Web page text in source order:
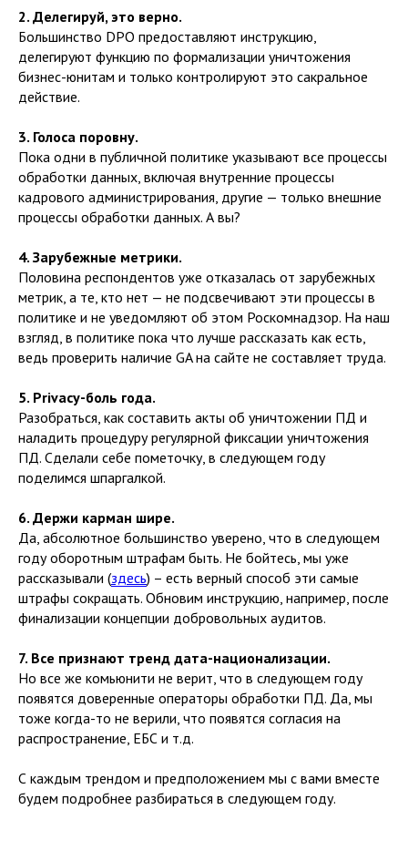
2. Делегируй, это верно.
Большинство DPO предоставляют инструкцию,
делегируют функцию по формализации уничтожения
бизнес-юнитам и только контролируют это сакральное
действие.
3. Голоса поровну.
Пока одни в публичной политике указывают все процессы
обработки данных, включая внутренние процессы
кадрового администрирования, другие — только внешние
процессы обработки данных. А вы?
4. Зарубежные метрики.
Половина респондентов уже отказалась от зарубежных
метрик, а те, кто нет — не подсвечивают эти процессы в
политике и не уведомляют об этом Роскомнадзор. На наш
взгляд, в политике пока что лучше рассказать как есть,
ведь проверить наличие GA на сайте не составляет труда.
5. Privacy-боль года.
Разобраться, как составить акты об уничтожении ПД и
наладить процедуру регулярной фиксации уничтожения
ПД. Сделали себе пометочку, в следующем году
поделимся шпаргалкой.
6. Держи карман шире.
Да, абсолютное большинство уверено, что в следующем
году оборотным штрафам быть. Не бойтесь, мы уже
рассказывали (здесь) – есть верный способ эти самые
штрафы сокращать. Обновим инструкцию, например, после
финализации концепции добровольных аудитов.
7. Все признают тренд дата-национализации.
Но все же комьюнити не верит, что в следующем году
появятся доверенные операторы обработки ПД. Да, мы
тоже когда-то не верили, что появятся согласия на
распространение, ЕБС и т.д.
С каждым трендом и предположением мы с вами вместе
будем подробнее разбираться в следующем году.